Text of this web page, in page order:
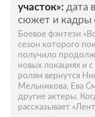
участок»: дата
сюжет и кадры
Боевое фэнтези
сезон которого
получило
новых локациях и
ролям вернутся
Мельникова, Ева
другие актеры.
рассказывает